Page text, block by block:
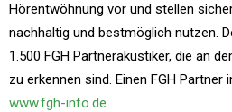
Hörentwöhnung vor und stellen
nachhaltig und bestmöglich nutzen.
1.500 FGH Partnerakustiker, die an
zu erkennen sind. Einen FGH
www.fgh-info.de.